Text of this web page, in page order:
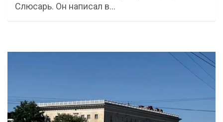
Слюсарь. Он написал в…